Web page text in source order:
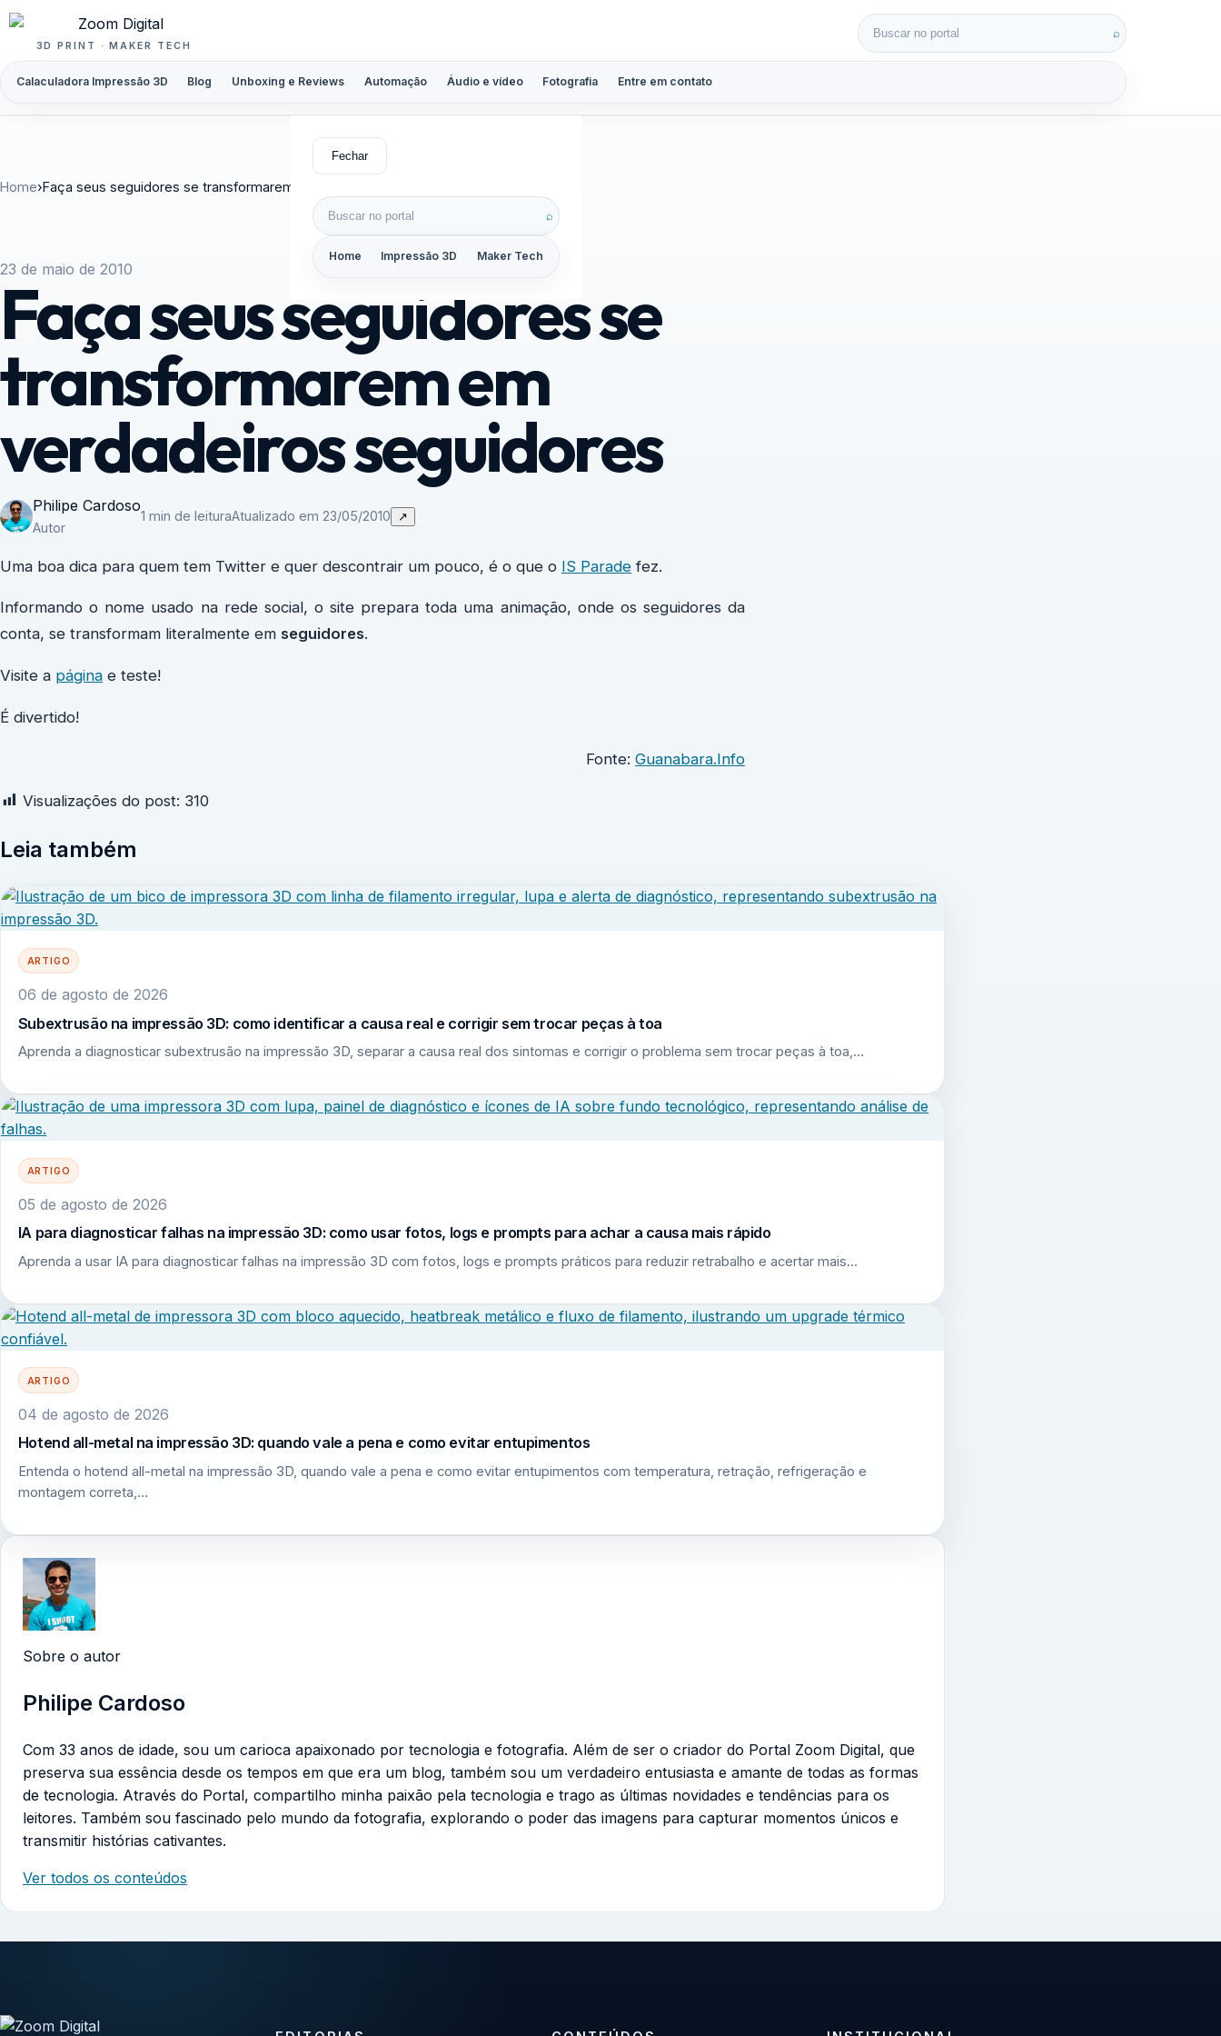
Pular para o conteúdo
3D PRINT · MAKER TECH
Calaculadora Impressão 3D Blog Unboxing e Reviews Automação Áudio e vídeo Fotografia Entre em contato
Buscar por: ⌕
Fechar
Buscar por: ⌕
Home Impressão 3D Maker Tech
Home›Faça seus seguidores se transformarem em verdadeiros seguidores
23 de maio de 2010
Faça seus seguidores se
transformarem em
verdadeiros seguidores
Philipe Cardoso
Autor
1 min de leituraAtualizado em 23/05/2010 ↗
Uma boa dica para quem tem Twitter e quer descontrair um pouco, é o que o IS Parade fez.
Informando o nome usado na rede social, o site prepara toda uma animação, onde os seguidores da
conta, se transformam literalmente em seguidores.
Visite a página e teste!
É divertido!
Fonte: Guanabara.Info
Visualizações do post: 310
Leia também
ARTIGO
06 de agosto de 2026
Subextrusão na impressão 3D: como identificar a causa real e corrigir sem trocar peças à toa
Aprenda a diagnosticar subextrusão na impressão 3D, separar a causa real dos sintomas e corrigir o problema sem trocar peças à toa,…
ARTIGO
05 de agosto de 2026
IA para diagnosticar falhas na impressão 3D: como usar fotos, logs e prompts para achar a causa mais rápido
Aprenda a usar IA para diagnosticar falhas na impressão 3D com fotos, logs e prompts práticos para reduzir retrabalho e acertar mais…
ARTIGO
04 de agosto de 2026
Hotend all-metal na impressão 3D: quando vale a pena e como evitar entupimentos
Entenda o hotend all-metal na impressão 3D, quando vale a pena e como evitar entupimentos com temperatura, retração, refrigeração e
montagem correta,…
Sobre o autor
Philipe Cardoso
Com 33 anos de idade, sou um carioca apaixonado por tecnologia e fotografia. Além de ser o criador do Portal Zoom Digital, que
preserva sua essência desde os tempos em que era um blog, também sou um verdadeiro entusiasta e amante de todas as formas
de tecnologia. Através do Portal, compartilho minha paixão pela tecnologia e trago as últimas novidades e tendências para os
leitores. Também sou fascinado pelo mundo da fotografia, explorando o poder das imagens para capturar momentos únicos e
transmitir histórias cativantes.
Ver todos os conteúdos